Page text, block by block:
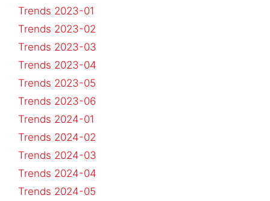
Trends 2023-01
Trends 2023-02
Trends 2023-03
Trends 2023-04
Trends 2023-05
Trends 2023-06
Trends 2024-01
Trends 2024-02
Trends 2024-03
Trends 2024-04
Trends 2024-05